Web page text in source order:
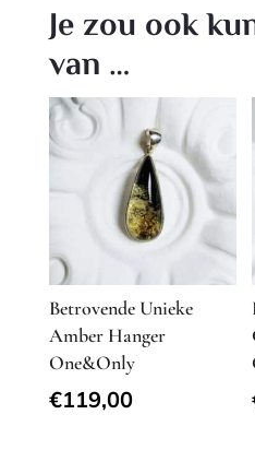
Je zou ook
van …
Betrovende Unieke
Amber Hanger
One&Only
€119,00